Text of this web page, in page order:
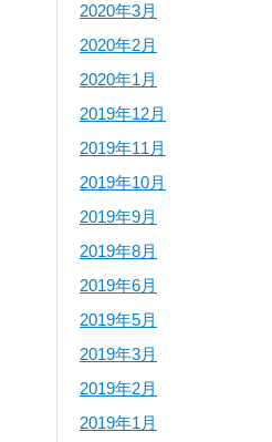
2020年3月
2020年2月
2020年1月
2019年12月
2019年11月
2019年10月
2019年9月
2019年8月
2019年6月
2019年5月
2019年3月
2019年2月
2019年1月